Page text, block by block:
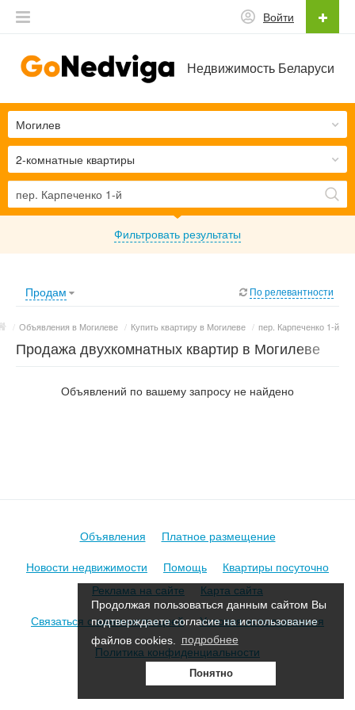
Продолжая пользоваться данным сайтом Вы
подтверждаете согласие на использование
файлов cookies.
подробнее
Понятно
Недвижимость Беларуси
Войти
2-комнатные квартиры
Могилев
Фильтровать результаты
Продам По релевантности
Объявления в Могилеве / Купить квартиру в Могилеве / пер. Карпеченко 1-й
Продажа двухкомнатных квартир в Могилеве
Объявлений по вашему запросу не найдено
Объявления
Платное размещение
Новости недвижимости
Помощь
Квартиры посуточно
Реклама на сайте
Карта сайта
Связаться с администрацией
Условия использования
Политика конфиденциальности